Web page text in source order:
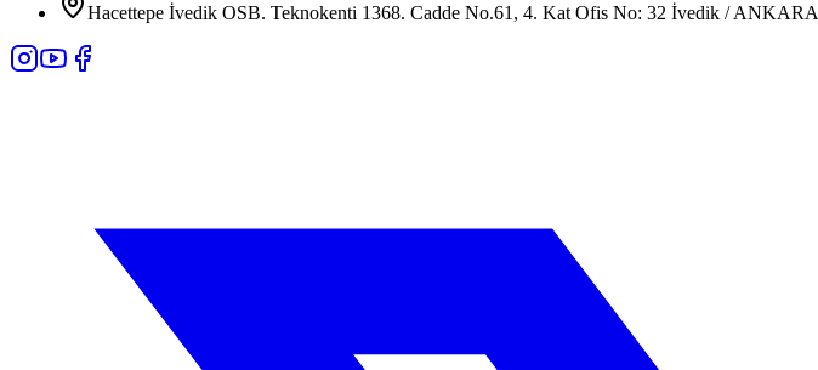
Hacettepe İvedik OSB. Teknokenti 1368. Cadde No.61, 4. Kat Ofis No: 32 İvedik / ANKARA